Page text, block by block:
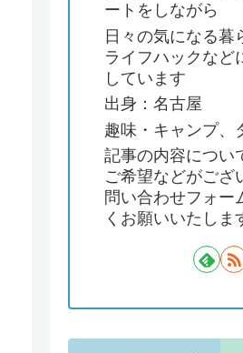
ートをしながら
日々の気になる暮
ライフハックなど
しています
出身：名古屋
趣味・キャンプ、
記事の内容につい
ご希望などがござ
問い合わせフォー
くお願いいたしま